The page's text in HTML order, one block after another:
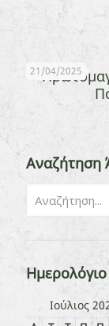
21/04/2025
Αναζήτηση
Ιούλιος